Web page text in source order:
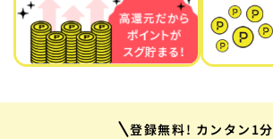
登録無料! カンタン1分